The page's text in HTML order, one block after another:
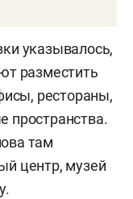
указывалось,
разместить
рестораны,
пространства.
там
центр, музей